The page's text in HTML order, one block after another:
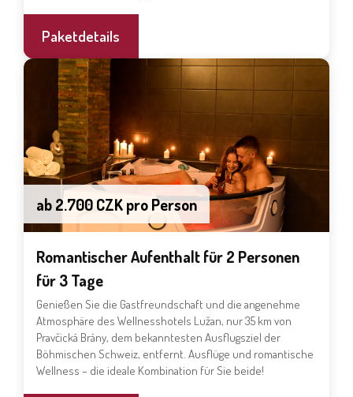
Paketdetails
Romantischer Aufenthalt für 2 Personen
für 3 Tage
Genießen Sie die Gastfreundschaft und die angenehme
Atmosphäre des Wellnesshotels Lužan, nur 35 km von
Pravčická Brány, dem bekanntesten Ausflugsziel der
Böhmischen Schweiz, entfernt. Ausflüge und romantische
Wellness – die ideale Kombination für Sie beide!
ab 2.700 CZK pro Person